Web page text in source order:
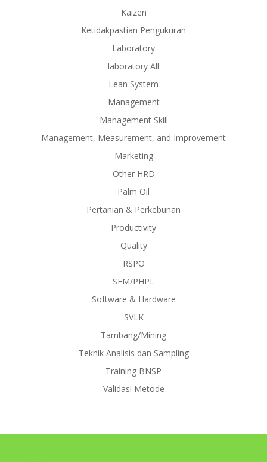
Kaizen
Ketidakpastian Pengukuran
Laboratory
laboratory All
Lean System
Management
Management Skill
Management, Measurement, and Improvement
Marketing
Other HRD
Palm Oil
Pertanian & Perkebunan
Productivity
Quality
RSPO
SFM/PHPL
Software & Hardware
SVLK
Tambang/Mining
Teknik Analisis dan Sampling
Training BNSP
Validasi Metode